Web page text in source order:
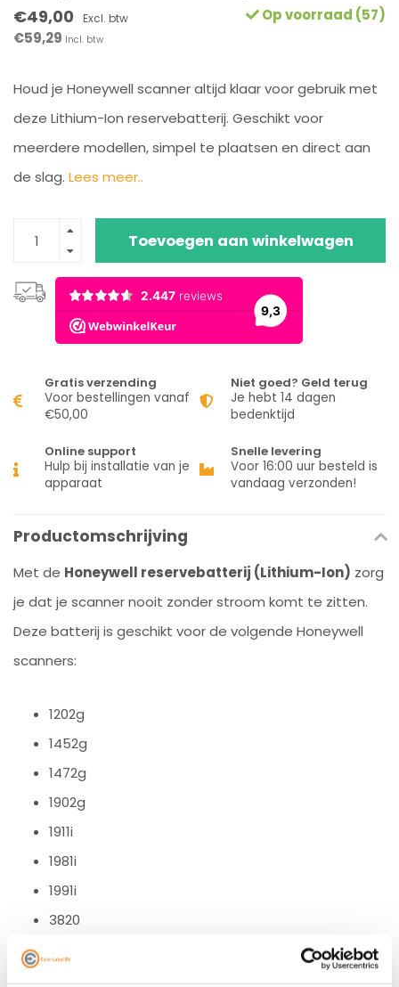
€49,00 Excl. btw
€59,29 Incl. btw
Op voorraad (57)
Houd je Honeywell scanner altijd klaar voor gebruik met
deze Lithium-Ion reservebatterij. Geschikt voor
meerdere modellen, simpel te plaatsen en direct aan
de slag. Lees meer..
Toevoegen aan winkelwagen
Gratis verzending
Voor bestellingen vanaf
€50,00
Niet goed? Geld terug
Je hebt 14 dagen
bedenktijd
Online support
Hulp bij installatie van je
apparaat
Snelle levering
Voor 16:00 uur besteld is
vandaag verzonden!
Productomschrijving
Met de Honeywell reservebatterij (Lithium-Ion) zorg
je dat je scanner nooit zonder stroom komt te zitten.
Deze batterij is geschikt voor de volgende Honeywell
scanners:
1202g
1452g
1472g
1902g
1911i
1981i
1991i
3820